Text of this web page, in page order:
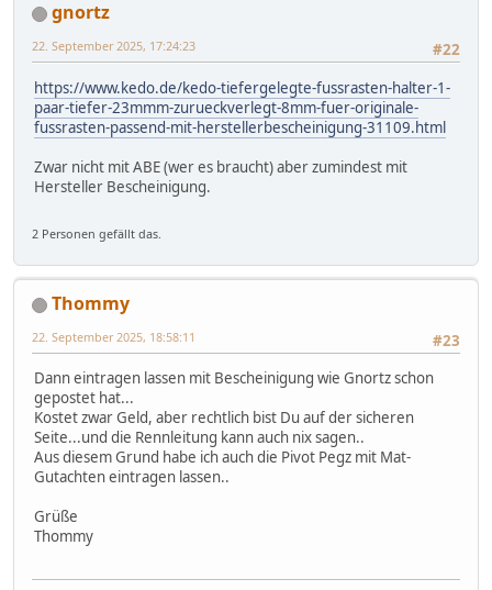
gnortz
#22
22. September 2025, 17:24:23
https://www.kedo.de/kedo-tiefergelegte-fussrasten-halter-1-
paar-tiefer-23mmm-zurueckverlegt-8mm-fuer-originale-
fussrasten-passend-mit-herstellerbescheinigung-31109.html
Zwar nicht mit ABE (wer es braucht) aber zumindest mit
Hersteller Bescheinigung.
2 Personen gefällt das.
Thommy
#23
22. September 2025, 18:58:11
Dann eintragen lassen mit Bescheinigung wie Gnortz schon
gepostet hat...
Kostet zwar Geld, aber rechtlich bist Du auf der sicheren
Seite...und die Rennleitung kann auch nix sagen..
Aus diesem Grund habe ich auch die Pivot Pegz mit Mat-
Gutachten eintragen lassen..
Grüße
Thommy